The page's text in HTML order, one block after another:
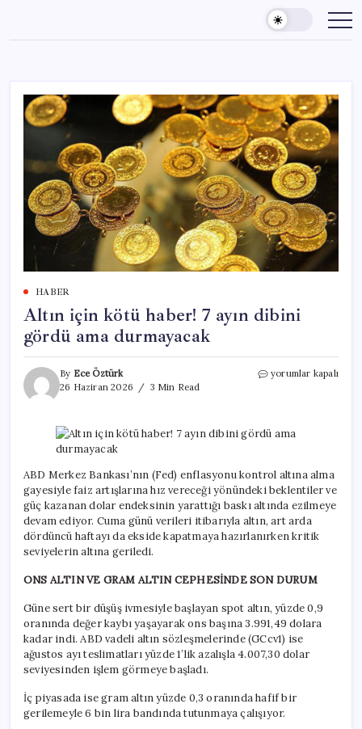
content
HABER
Altın için kötü haber! 7 ayın dibini
gördü ama durmayacak
By Ece Öztürk
26 Haziran 2026
3 Min Read
Altın
gördü
durmayacak
için
yorumlar kapalı
ABD Merkez Bankası’nın (Fed) enflasyonu kontrol altına alma
gayesiyle faiz artışlarına hız vereceği yönündeki beklentiler ve
güç kazanan dolar endeksinin yarattığı baskı altında ezilmeye
devam ediyor. Cuma günü verileri itibarıyla altın, art arda
dördüncü haftayı da ekside kapatmaya hazırlanırken kritik
seviyelerin altına geriledi.
ONS ALTIN VE GRAM ALTIN CEPHESİNDE SON DURUM
Güne sert bir düşüş ivmesiyle başlayan spot altın, yüzde 0,9
oranında değer kaybı yaşayarak ons başına 3.991,49 dolara
kadar indi. ABD vadeli altın sözleşmelerinde (GCcv1) ise
ağustos ayı teslimatları yüzde 1’lik azalışla 4.007,30 dolar
seviyesinden işlem görmeye başladı.
İç piyasada ise gram altın yüzde 0,3 oranında hafif bir
gerilemeyle 6 bin lira bandında tutunmaya çalışıyor.